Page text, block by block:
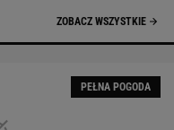
ZOBACZ WSZYSTKIE
PEŁNA POGODA